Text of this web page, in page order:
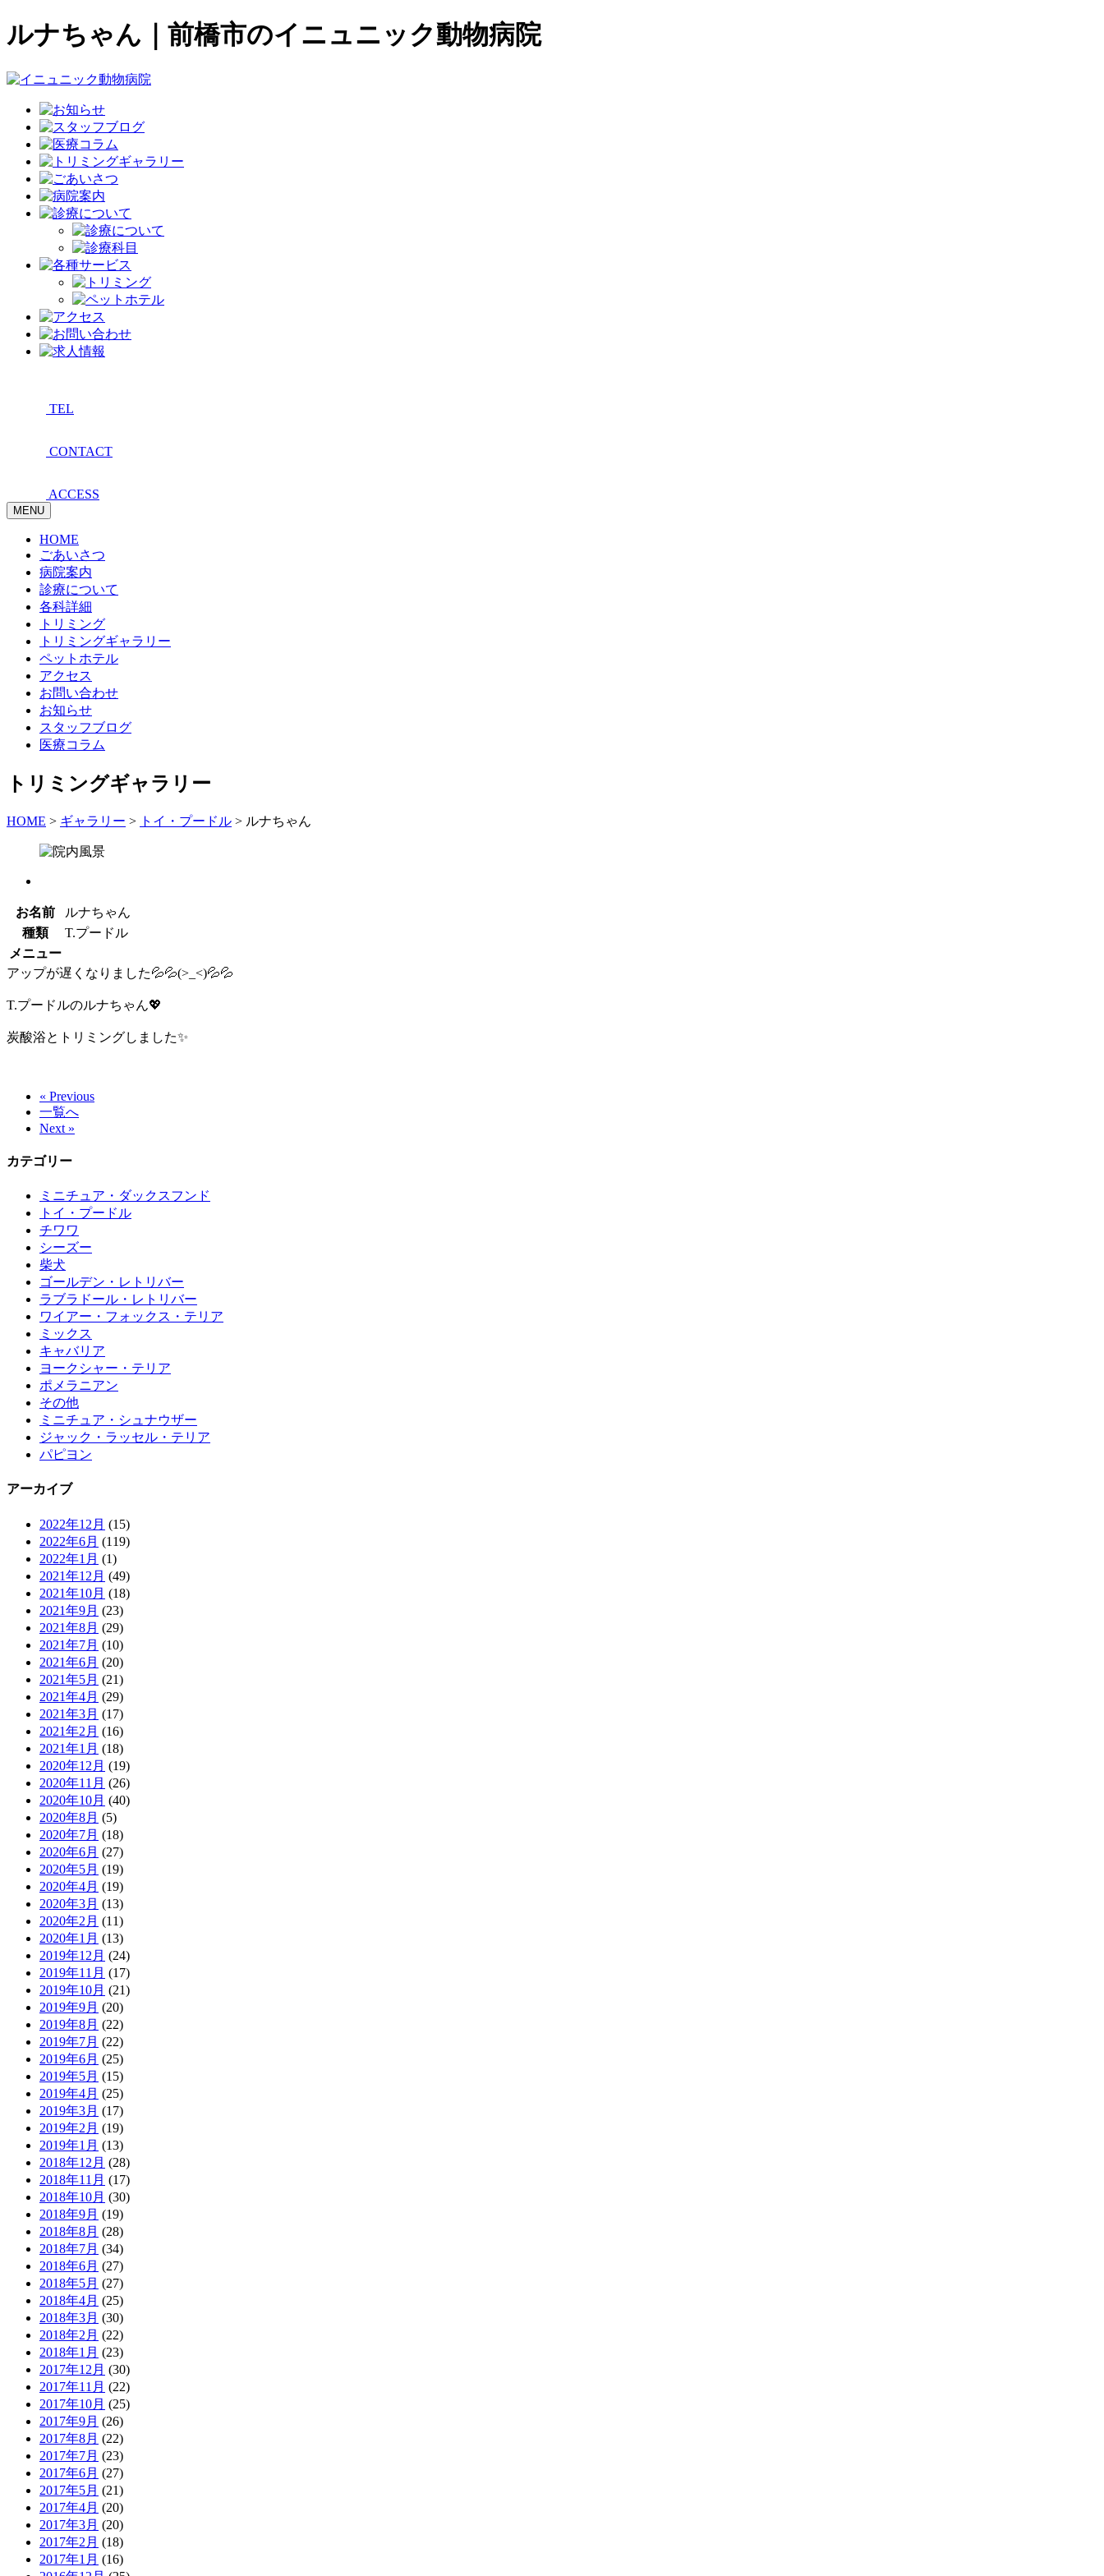
ルナちゃん｜前橋市のイニュニック動物病院
TEL
CONTACT
ACCESS
MENU
HOME
ごあいさつ
病院案内
診療について
各科詳細
トリミング
トリミングギャラリー
ペットホテル
アクセス
お問い合わせ
お知らせ
スタッフブログ
医療コラム
トリミングギャラリー
HOME > ギャラリー > トイ・プードル > ルナちゃん
お名前
ルナちゃん
種類
T.プードル
メニュー
アップが遅くなりました💦💦(>_<)💦💦
T.プードルのルナちゃん💖
炭酸浴とトリミングしました✨
« Previous
一覧へ
Next »
カテゴリー
ミニチュア・ダックスフンド
トイ・プードル
チワワ
シーズー
柴犬
ゴールデン・レトリバー
ラブラドール・レトリバー
ワイアー・フォックス・テリア
ミックス
キャバリア
ヨークシャー・テリア
ポメラニアン
その他
ミニチュア・シュナウザー
ジャック・ラッセル・テリア
パピヨン
アーカイブ
2022年12月 (15)
2022年6月 (119)
2022年1月 (1)
2021年12月 (49)
2021年10月 (18)
2021年9月 (23)
2021年8月 (29)
2021年7月 (10)
2021年6月 (20)
2021年5月 (21)
2021年4月 (29)
2021年3月 (17)
2021年2月 (16)
2021年1月 (18)
2020年12月 (19)
2020年11月 (26)
2020年10月 (40)
2020年8月 (5)
2020年7月 (18)
2020年6月 (27)
2020年5月 (19)
2020年4月 (19)
2020年3月 (13)
2020年2月 (11)
2020年1月 (13)
2019年12月 (24)
2019年11月 (17)
2019年10月 (21)
2019年9月 (20)
2019年8月 (22)
2019年7月 (22)
2019年6月 (25)
2019年5月 (15)
2019年4月 (25)
2019年3月 (17)
2019年2月 (19)
2019年1月 (13)
2018年12月 (28)
2018年11月 (17)
2018年10月 (30)
2018年9月 (19)
2018年8月 (28)
2018年7月 (34)
2018年6月 (27)
2018年5月 (27)
2018年4月 (25)
2018年3月 (30)
2018年2月 (22)
2018年1月 (23)
2017年12月 (30)
2017年11月 (22)
2017年10月 (25)
2017年9月 (26)
2017年8月 (22)
2017年7月 (23)
2017年6月 (27)
2017年5月 (21)
2017年4月 (20)
2017年3月 (20)
2017年2月 (18)
2017年1月 (16)